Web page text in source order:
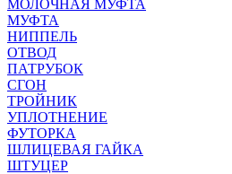
МОЛОЧНАЯ МУФТА
МУФТА
НИППЕЛЬ
ОТВОД
ПАТРУБОК
СГОН
ТРОЙНИК
УПЛОТНЕНИЕ
ФУТОРКА
ШЛИЦЕВАЯ ГАЙКА
ШТУЦЕР